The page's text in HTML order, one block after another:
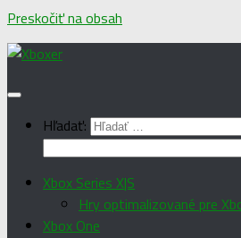
Preskočiť na obsah
Hľadať:
Xbox Series X|S
Hry optimalizované pre
Xbox One